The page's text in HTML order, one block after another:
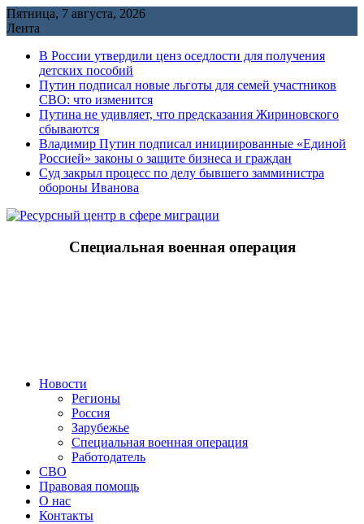
Перейти
к
Пятница, 7 августа, 2026
Лента
В России утвердили ценз оседлости для получения
детских пособий
Путин подписал новые льготы для семей участников
СВО: что изменится
Путина не удивляет, что предсказания Жириновского
сбываются
Владимир Путин подписал инициированные «Единой
Россией» законы о защите бизнеса и граждан
Cуд закрыл процесс по делу бывшего замминистра
обороны Иванова
Специальная военная операция
Новости
Регионы
Россия
Зарубежье
Специальная военная операция
Работодатель
СВО
Правовая помощь
О нас
Контакты